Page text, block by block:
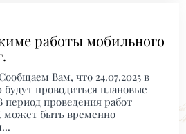
работы мобильного
Вам, что 24.07.2025 в
будут проводиться плановые
период проведения работ
быть временно